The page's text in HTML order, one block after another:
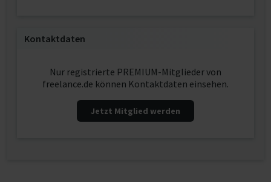
Kontaktdaten
Nur registrierte PREMIUM-Mitglieder von
freelance.de können Kontaktdaten einsehen.
Jetzt Mitglied werden